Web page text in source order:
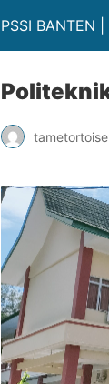
PSSI BANTEN